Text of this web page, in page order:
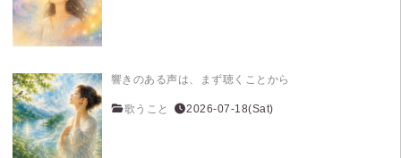
響きのある声は、まず聴くことから
歌うこと 2026-07-18(Sat)